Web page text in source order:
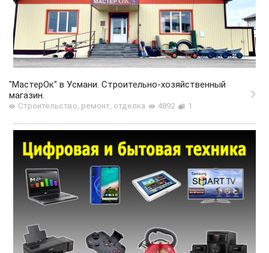
"МастерОк" в Усмани. Строительно-хозяйственный
магазин.
Строительство, ремонт, отделка 4892 1